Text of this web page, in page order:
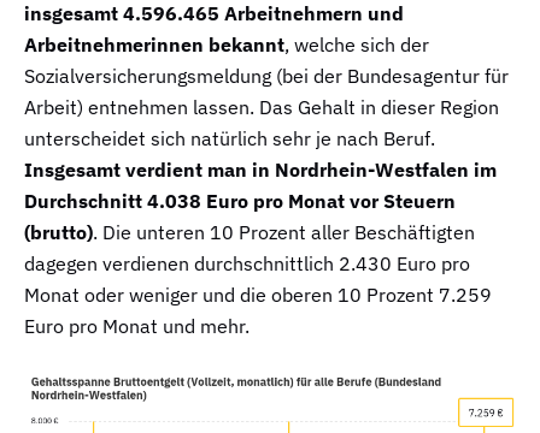
insgesamt 4.596.465 Arbeitnehmern und
Arbeitnehmerinnen bekannt, welche sich der
Sozialversicherungsmeldung (bei der Bundesagentur für
Arbeit) entnehmen lassen. Das Gehalt in dieser Region
unterscheidet sich natürlich sehr je nach Beruf.
Insgesamt verdient man in Nordrhein-Westfalen im
Durchschnitt 4.038 Euro pro Monat vor Steuern
(brutto). Die unteren 10 Prozent aller Beschäftigten
dagegen verdienen durchschnittlich 2.430 Euro pro
Monat oder weniger und die oberen 10 Prozent 7.259
Euro pro Monat und mehr.